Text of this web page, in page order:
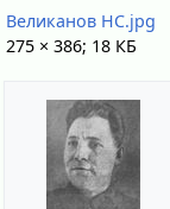
Великанов НС.jpg
275 × 386; 18 КБ